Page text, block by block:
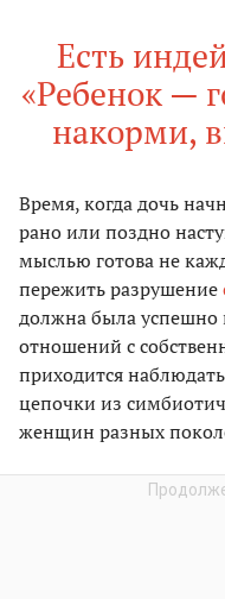
Есть
«Ребенок —
накорми,
Время, когда дочь
рано или поздно
мыслью готова не
пережить разрушение
должна была успешно
отношений с
приходится
цепочки из
женщин разных